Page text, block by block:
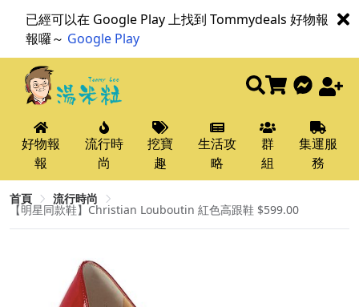
已經可以在 Google Play 上找到 Tommydeals 好物報
報囉～ Google Play
好物報
報
流行時
尚
挖寶
趣
生活攻
略
群
組
集運服
務
首頁 流行時尚
【明星同款鞋】Christian Louboutin 紅色高跟鞋 $599.00